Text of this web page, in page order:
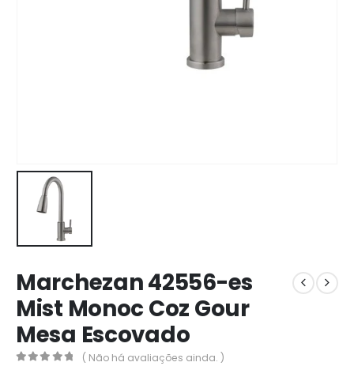
Marchezan 42556-es
Mist Monoc Coz Gour
Mesa Escovado
( Não há avaliações ainda. )